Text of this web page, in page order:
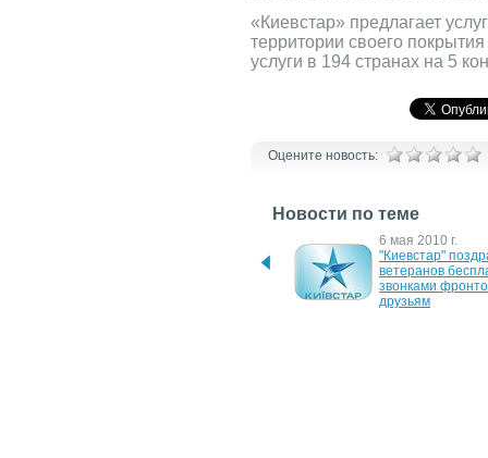
«Киевстар» предлагает
территории своего
услуги в 194 странах на 5
Оцените новость:
Новости по теме
6 мая 2010 г.
"Киевстар"
ветеранов
звонками
друзьям